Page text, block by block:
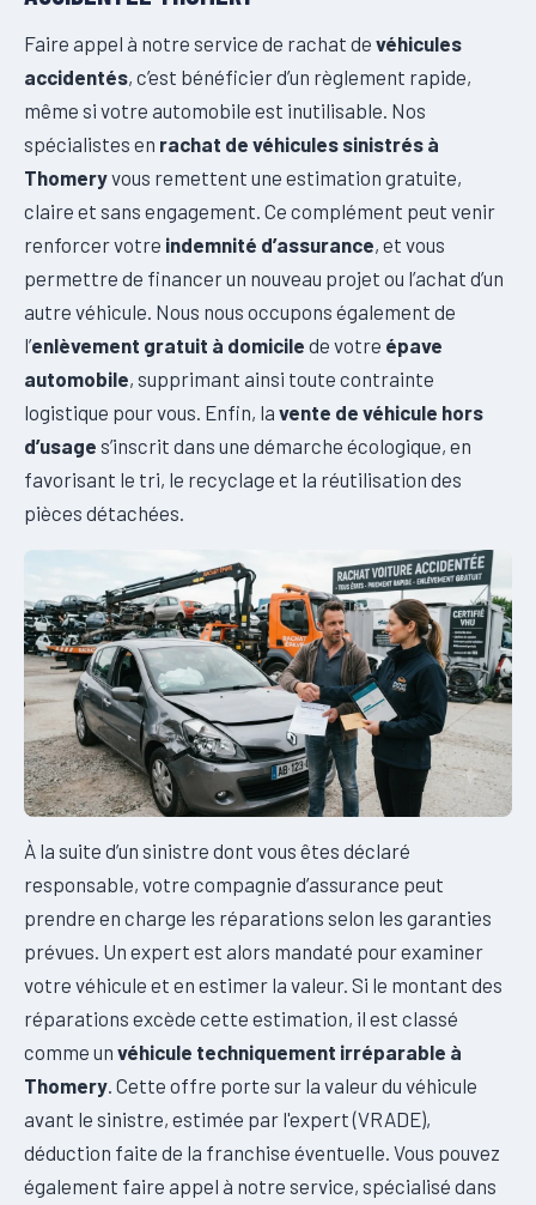
Faire appel à notre service de rachat de véhicules
accidentés, c’est bénéficier d’un règlement rapide,
même si votre automobile est inutilisable. Nos
spécialistes en rachat de véhicules sinistrés à
Thomeryvous remettent une estimation gratuite,
claire et sans engagement. Ce complément peut venir
renforcer votre indemnité d’assurance, et vous
permettre de financer un nouveau projet ou l’achat d’un
autre véhicule. Nous nous occupons également de
l’enlèvement gratuit à domicile de votre épave
automobile, supprimant ainsi toute contrainte
logistique pour vous. Enfin, la vente de véhicule hors
d’usage s’inscrit dans une démarche écologique, en
favorisant le tri, le recyclage et la réutilisation des
pièces détachées.
À la suite d’un sinistre dont vous êtes déclaré
responsable, votre compagnie d’assurance peut
prendre en charge les réparations selon les garanties
prévues. Un expert est alors mandaté pour examiner
votre véhicule et en estimer la valeur. Si le montant des
réparations excède cette estimation, il est classé
comme un véhicule techniquement irréparable à
Thomery . Cette offre porte sur la valeur du véhicule
avant le sinistre, estimée par l'expert (VRADE),
déduction faite de la franchise éventuelle. Vous pouvez
également faire appel à notre service, spécialisé dans